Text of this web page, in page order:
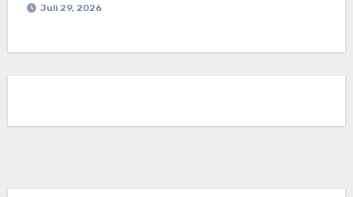
Juli 29, 2026